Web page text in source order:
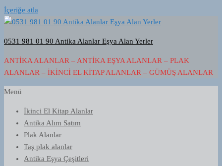
İçeriğe atla
0531 981 01 90 Antika Alanlar Eşya Alan Yerler
ANTIKA ALANLAR – ANTIKA EŞYA ALANLAR – PLAK
ALANLAR – İKINCI EL KITAP ALANLAR – GÜMÜŞ ALANLAR
Menü
İkinci El Kitap Alanlar
Antika Alım Satım
Plak Alanlar
Taş plak alanlar
Antika Eşya Çeşitleri